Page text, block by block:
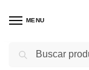
MENU
Inicio Gama blanca